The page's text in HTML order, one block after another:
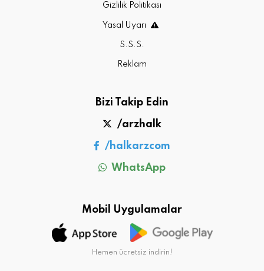
Gizlilik Politikası
Yasal Uyarı
S.S.S.
Reklam
Bizi Takip Edin
/arzhalk
/halkarzcom
WhatsApp
Mobil Uygulamalar
Hemen ücretsiz indirin!